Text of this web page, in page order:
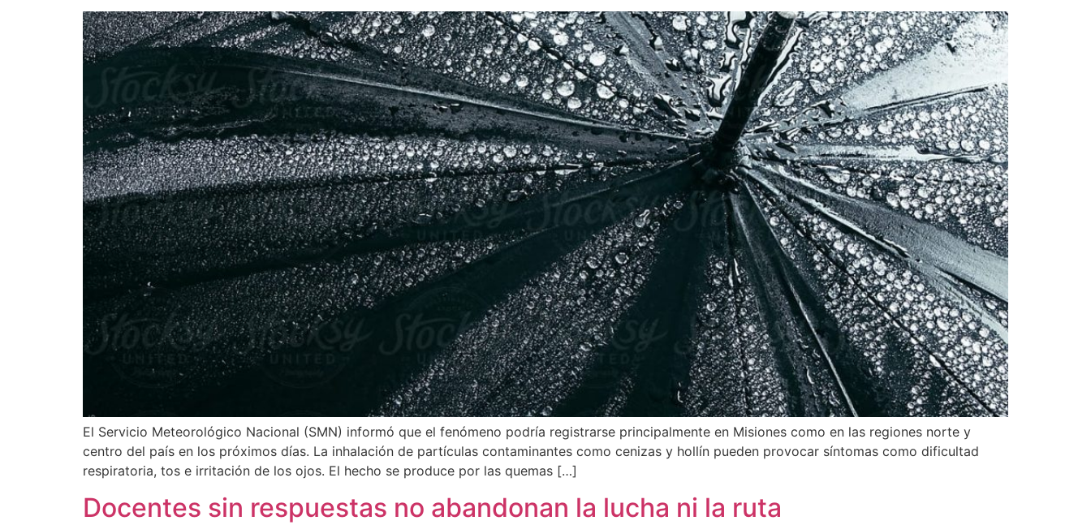
El Servicio Meteorológico Nacional (SMN) informó que el fenómeno podría registrarse principalmente en Misiones como en las regiones norte y
centro del país en los próximos días. La inhalación de partículas contaminantes como cenizas y hollín pueden provocar síntomas como dificultad
respiratoria, tos e irritación de los ojos. El hecho se produce por las quemas […]
Docentes sin respuestas no abandonan la lucha ni la ruta